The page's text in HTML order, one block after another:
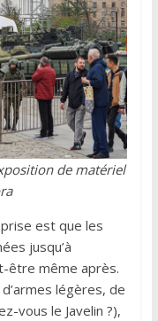
de matériel
est que les
jusqu’à
être même après.
d’armes légères, de
vous le Javelin ?),